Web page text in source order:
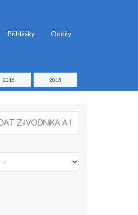
Přihlášky Oddíly
2016 2015